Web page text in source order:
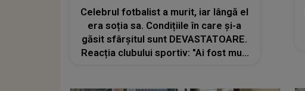
Celebrul fotbalist a murit, iar lângă el
era soția sa. Condițiile în care și-a
găsit sfârșitul sunt DEVASTATOARE.
Reacția clubului sportiv: "Ai fost mult